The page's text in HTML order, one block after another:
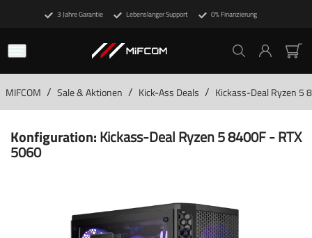
3 Jahre Garantie Lebenslanger Support 0% Finanzierung
MIFCOM / Sale & Aktionen / Kick-Ass Deals / Kickass-Deal Ryzen 5
Konfiguration:Kickass-Deal Ryzen 5 8400F - RTX
5060